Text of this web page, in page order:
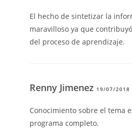
El hecho de sintetizar la
maravilloso ya que
del proceso de aprendizaje.
Renny Jimenez 19/07/2018
Conocimiento sobre el tema
programa completo.